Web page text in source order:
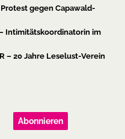
Protest gegen Capawald-
– Intimitätskoordinatorin im
– 20 Jahre Leselust-Verein
Abonnieren